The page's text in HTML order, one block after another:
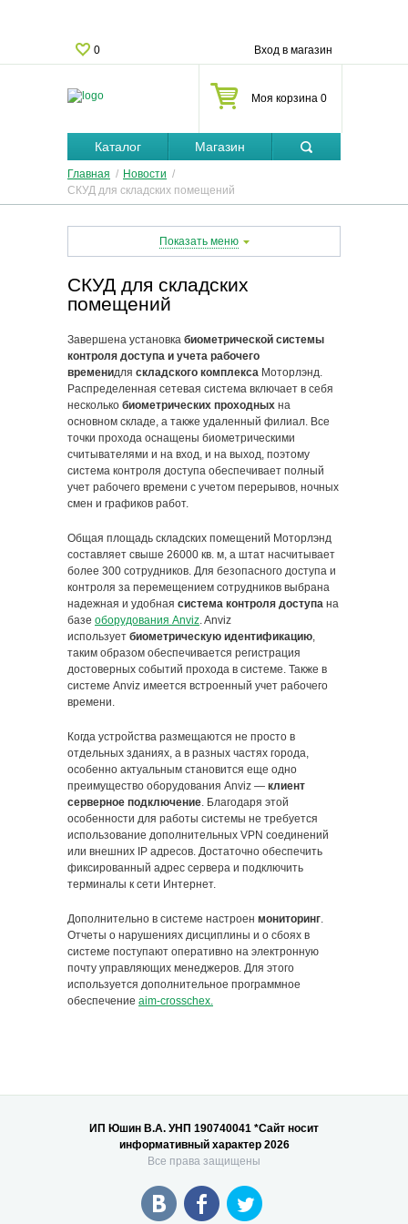
0 Вход в магазин
Моя корзина 0
Каталог Магазин
Главная / Новости /
СКУД для складских помещений
Показать меню
О владельце
Новости
Контакты
СКУД для складских
помещений
Завершена установка биометрической системы
контроля доступа и учета рабочего
временидля складского комплекса Моторлэнд.
Распределенная сетевая система включает в себя
несколько биометрических проходных на
основном складе, а также удаленный филиал. Все
точки прохода оснащены биометрическими
считывателями и на вход, и на выход, поэтому
система контроля доступа обеспечивает полный
учет рабочего времени с учетом перерывов, ночных
смен и графиков работ.
Общая площадь складских помещений Моторлэнд
составляет свыше 26000 кв. м, а штат насчитывает
более 300 сотрудников. Для безопасного доступа и
контроля за перемещением сотрудников выбрана
надежная и удобная система контроля доступа на
базе оборудования Anviz. Anviz
использует биометрическую идентификацию,
таким образом обеспечивается регистрация
достоверных событий прохода в системе. Также в
системе Anviz имеется встроенный учет рабочего
времени.
Когда устройства размещаются не просто в
отдельных зданиях, а в разных частях города,
особенно актуальным становится еще одно
преимущество оборудования Anviz — клиент
серверное подключение. Благодаря этой
особенности для работы системы не требуется
использование дополнительных VPN соединений
или внешних IP адресов. Достаточно обеспечить
фиксированный адрес сервера и подключить
терминалы к сети Интернет.
Дополнительно в системе настроен мониторинг.
Отчеты о нарушениях дисциплины и о сбоях в
системе поступают оперативно на электронную
почту управляющих менеджеров. Для этого
используется дополнительное программное
обеспечение aim-crosschex.
ИП Юшин В.А. УНП 190740041 *Сайт носит
информативный характер 2026
Все права защищены